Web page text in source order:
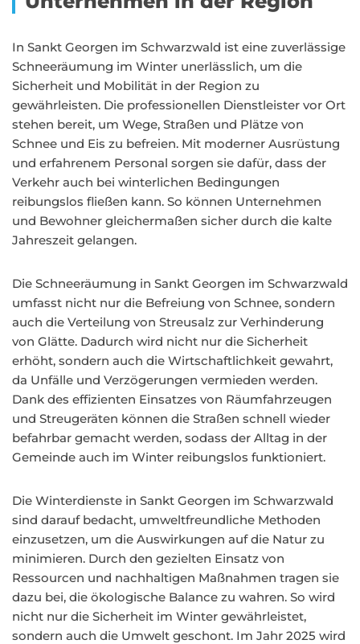
In Sankt Georgen im Schwarzwald ist eine zuverlässige
Schneeräumung im Winter unerlässlich, um die
Sicherheit und Mobilität in der Region zu
gewährleisten. Die professionellen Dienstleister vor Ort
stehen bereit, um Wege, Straßen und Plätze von
Schnee und Eis zu befreien. Mit moderner Ausrüstung
und erfahrenem Personal sorgen sie dafür, dass der
Verkehr auch bei winterlichen Bedingungen
reibungslos fließen kann. So können Unternehmen
und Bewohner gleichermaßen sicher durch die kalte
Jahreszeit gelangen.
Die Schneeräumung in Sankt Georgen im Schwarzwald
umfasst nicht nur die Befreiung von Schnee, sondern
auch die Verteilung von Streusalz zur Verhinderung
von Glätte. Dadurch wird nicht nur die Sicherheit
erhöht, sondern auch die Wirtschaftlichkeit gewahrt,
da Unfälle und Verzögerungen vermieden werden.
Dank des effizienten Einsatzes von Räumfahrzeugen
und Streugeräten können die Straßen schnell wieder
befahrbar gemacht werden, sodass der Alltag in der
Gemeinde auch im Winter reibungslos funktioniert.
Die Winterdienste in Sankt Georgen im Schwarzwald
sind darauf bedacht, umweltfreundliche Methoden
einzusetzen, um die Auswirkungen auf die Natur zu
minimieren. Durch den gezielten Einsatz von
Ressourcen und nachhaltigen Maßnahmen tragen sie
dazu bei, die ökologische Balance zu wahren. So wird
nicht nur die Sicherheit im Winter gewährleistet,
sondern auch die Umwelt geschont. Im Jahr 2025 wird